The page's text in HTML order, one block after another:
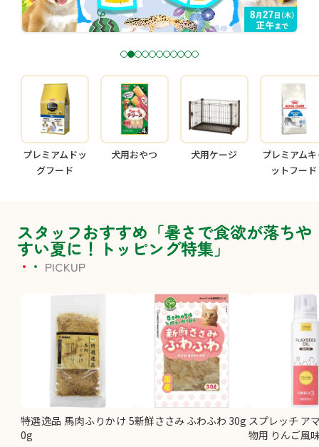
1234567891
0
1
1
プレミアムドッ
グフード
犬用おやつ 犬用ケージ
プレミアム
ットフード
スタッフおすすめ「暑さで食欲が落ちや
すい夏に！トッピング特集」
PICKUP
特選逸品 馬肉ふりかけ 5
0g
新鮮ささみ ふわふわ 30g スプレッチ ア
物用 りんご風